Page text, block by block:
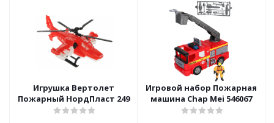
Игрушка Вертолет
Пожарный НордПласт 249
Игровой набор Пожарная
машина Chap Mei 546067